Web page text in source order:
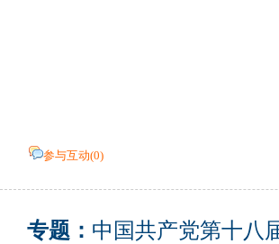
参与互动(0)
专题： 中国共产党第十八